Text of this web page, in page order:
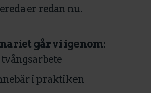
er redan nu.
går vi igenom:
i praktiken